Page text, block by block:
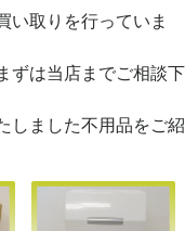
い取りを行っていま
ずは当店までご相談下
しました不用品をご紹